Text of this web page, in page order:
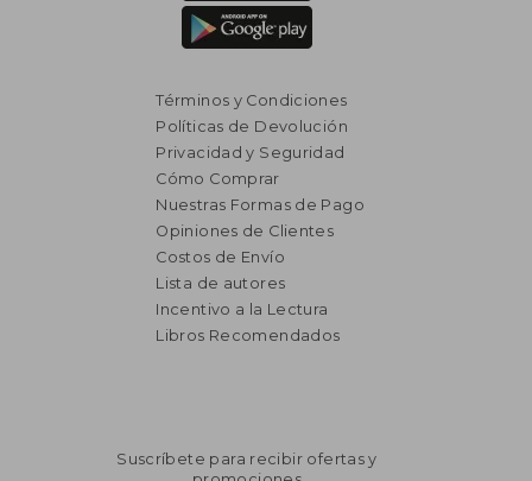
Términos y Condiciones
Políticas de Devolución
Privacidad y Seguridad
Cómo Comprar
Nuestras Formas de Pago
Opiniones de Clientes
Costos de Envío
Lista de autores
Incentivo a la Lectura
Libros Recomendados
Suscríbete para recibir ofertas y